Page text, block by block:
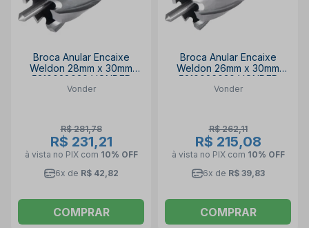
Broca Anular Encaixe
Weldon 28mm x 30mm
5310028030 VONDER
Vonder
R$ 281,78
R$ 231,21
à vista no PIX com 10% OFF
6x de R$ 42,82
COMPRAR
Broca Anular Encaixe
Weldon 26mm x 30mm
5310026030 VONDER
Vonder
R$ 262,11
R$ 215,08
à vista no PIX com 10% OFF
6x de R$ 39,83
COMPRAR